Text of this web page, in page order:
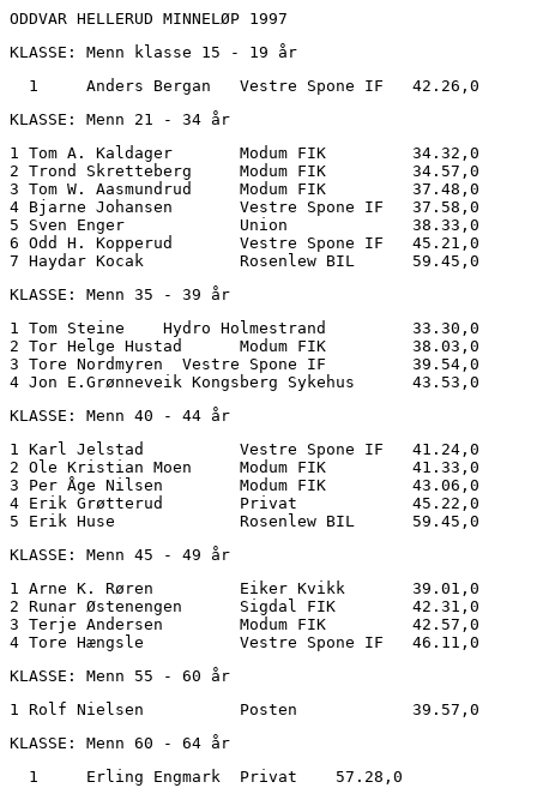
ODDVAR HELLERUD MINNELØP 1997
KLASSE: Menn klasse 15 - 19 år
  1	Anders Bergan	Vestre Spone IF	  42.26,0
KLASSE: Menn 21 - 34 år
1 Tom A. Kaldager	Modum FIK	  34.32,0
2 Trond Skretteberg	Modum FIK	  34.57,0
3 Tom W. Aasmundrud	Modum FIK	  37.48,0
4 Bjarne Johansen	Vestre Spone IF	  37.58,0
5 Sven Enger		Union	  	  38.33,0
6 Odd H. Kopperud	Vestre Spone IF	  45.21,0
KLASSE: Menn 35 - 39 år
1 Tom Steine 	Hydro Holmestrand	  33.30,0
2 Tor Helge Hustad	Modum FIK	  38.03,0
3 Tore Nordmyren  Vestre Spone IF         39.54,0
KLASSE: Menn 40 - 44 år
1 Karl Jelstad	        Vestre Spone IF	  41.24,0
2 Ole Kristian Moen	Modum FIK	  41.33,0
3 Per Åge Nilsen	Modum FIK	  43.06,0
4 Erik Grøtterud	Privat	          45.22,0
KLASSE: Menn 45 - 49 år
1 Arne K. Røren	        Eiker Kvikk	  39.01,0
2 Runar Østenengen	Sigdal FIK	  42.31,0
3 Terje Andersen	Modum FIK	  42.57,0
KLASSE: Menn 55 - 60 år
KLASSE: Menn 60 - 64 år
  1	Erling Engmark	Privat	  57.28,0